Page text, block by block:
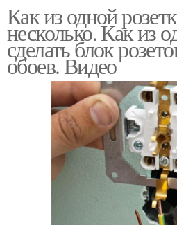
Как из одной
несколько. Как из
сделать блок
обоев. Видео